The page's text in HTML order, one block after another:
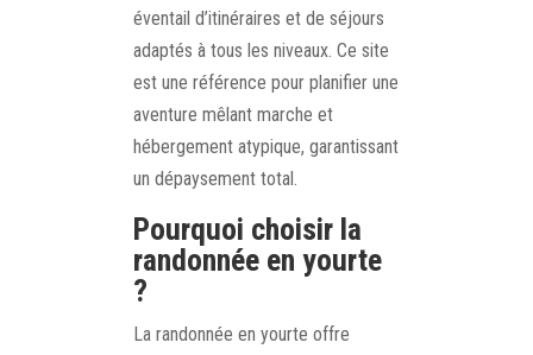
éventail d’itinéraires et de séjours
adaptés à tous les niveaux. Ce site
est une référence pour planifier une
aventure mêlant marche et
hébergement atypique, garantissant
un dépaysement total.
Pourquoi choisir la
randonnée en yourte
?
La randonnée en yourte offre